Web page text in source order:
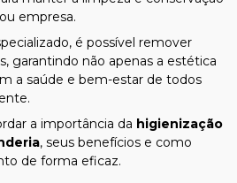
empresa.
é possível remover
garantindo não apenas a estética
a saúde e bem-estar de todos
a importância da higienização
, seus benefícios e como
de forma eficaz.